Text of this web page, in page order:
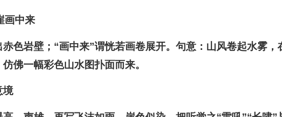
画中来
赤色岩壁；“画中来”谓恍若画卷展开。句意：山风卷起水雾，
仿佛一幅彩色山水图扑面而来。
境